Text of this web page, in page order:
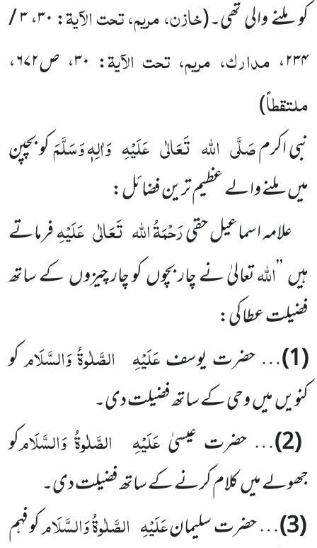
کو ملنے والی تھی۔(خازن، مریم، تحت الآیۃ:۳۰، ۳ /
۲۳۴، مدارک، مریم، تحت الآیۃ: ۳۰، ص۶۷۲،
ملتقطاً)
نبی اکرمصَلَّی اللہ تَعَالٰی عَلَیْہِ وَاٰلِہٖ وَسَلَّمَکو بچپن
میں ملنے والے عظیم ترین فضائل:
علامہ اسماعیل حقیرَحْمَۃُ اللہ تَعَالٰی عَلَیْہِفرماتے
ہیں ’’اللہتعالیٰ نے چار بچوں کو چار چیزوں کے ساتھ
فضیلت عطا کی:
(1) … حضرت یوسفعَلَیْہِ الصَّلٰوۃُ وَالسَّلَامکو
کنویں میں وحی کے ساتھ فضیلت دی۔
(2) … حضرت عیسیٰ عَلَیْہِ الصَّلٰوۃُ وَالسَّلَامکو
جھولے میں کلام کرنے کے ساتھ فضیلت دی۔
(3) … حضرت سلیمانعَلَیْہِ الصَّلٰوۃُ وَالسَّلَامکو فہم